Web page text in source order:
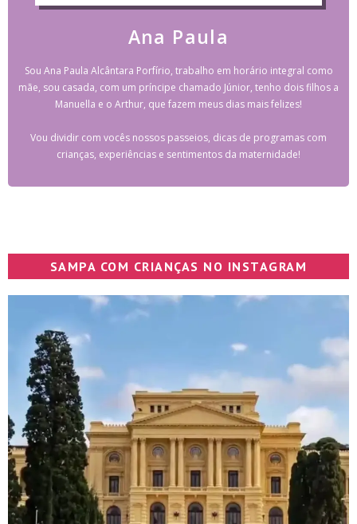
Ana Paula
Sou Ana Paula Alcântara Porfírio, trabalho em horário integral como
mãe, sou casada, com um príncipe chamado Júnior, tenho dois filhos a
Manuella e o Arthur, que fazem meus dias mais felizes!
Vou dividir com vocês nossos passeios, dicas de programas com
crianças, experiências e sentimentos da maternidade!
SAMPA COM CRIANÇAS NO INSTAGRAM